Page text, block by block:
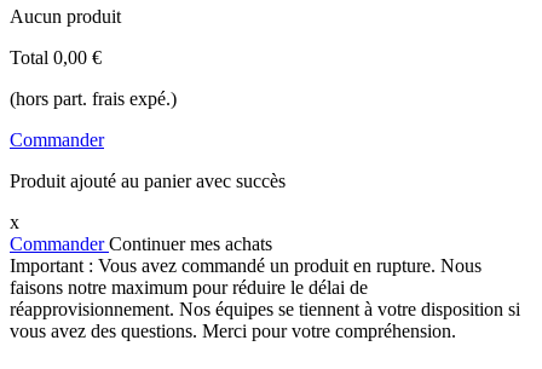
Aucun produit
Total 0,00 €
(hors part. frais expé.)
Commander
Produit ajouté au panier avec succès
x
CommanderContinuer mes achats
Important : Vous avez commandé un produit en rupture. Nous
faisons notre maximum pour réduire le délai de
réapprovisionnement. Nos équipes se tiennent à votre disposition si
vous avez des questions. Merci pour votre compréhension.